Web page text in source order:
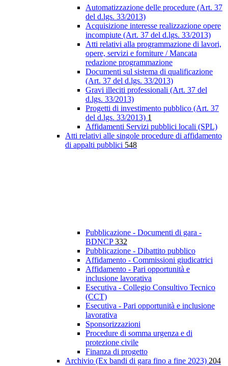
Automatizzazione delle procedure (Art. 37
del d.lgs. 33/2013)
Acquisizione interesse realizzazione opere
incompiute (Art. 37 del d.lgs. 33/2013)
Atti relativi alla programmazione di lavori,
opere, servizi e forniture / Mancata
redazione programmazione
Documenti sul sistema di qualificazione
(Art. 37 del d.lgs. 33/2013)
Gravi illeciti professionali (Art. 37 del
d.lgs. 33/2013)
Progetti di investimento pubblico (Art. 37
del d.lgs. 33/2013) 1
Affidamenti Servizi pubblici locali (SPL)
Atti relativi alle singole procedure di affidamento
di appalti pubblici 548
Pubblicazione - Documenti di gara -
BDNCP332
Pubblicazione - Dibattito pubblico
Affidamento - Commissioni giudicatrici
Affidamento - Pari opportunità e
inclusione lavorativa
Esecutiva - Collegio Consultivo Tecnico
(CCT)
Esecutiva - Pari opportunità e inclusione
lavorativa
Sponsorizzazioni
Procedure di somma urgenza e di
protezione civile
Finanza di progetto
Archivio (Ex bandi di gara fino a fine 2023) 204